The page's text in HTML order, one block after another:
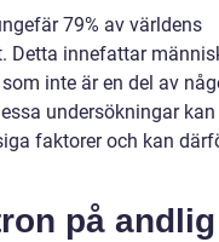
79% av världens
Detta innefattar
inte är en del av
undersökningar
faktorer och kan
på andlig